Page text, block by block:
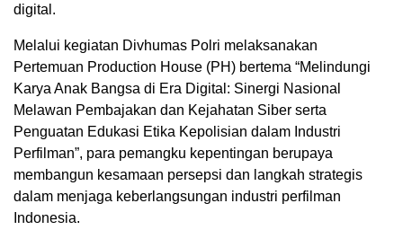
digital.
Melalui kegiatan Divhumas Polri melaksanakan
Pertemuan Production House (PH) bertema “Melindungi
Karya Anak Bangsa di Era Digital: Sinergi Nasional
Melawan Pembajakan dan Kejahatan Siber serta
Penguatan Edukasi Etika Kepolisian dalam Industri
Perfilman”, para pemangku kepentingan berupaya
membangun kesamaan persepsi dan langkah strategis
dalam menjaga keberlangsungan industri perfilman
Indonesia.